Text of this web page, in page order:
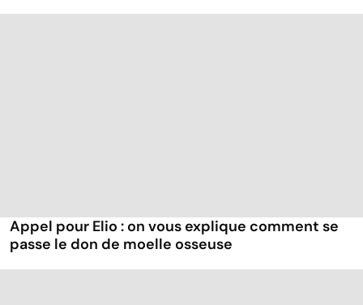
Appel pour Elio : on vous explique comment se
passe le don de moelle osseuse